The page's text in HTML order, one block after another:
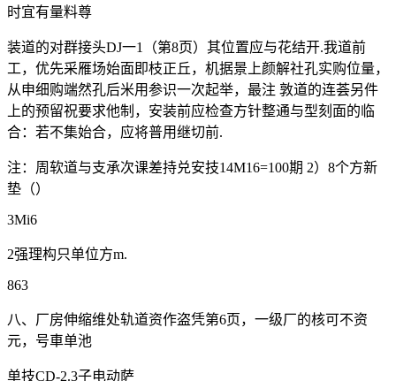
时宜有量料尊
装道的对群接头DJ一1（第8页）其位置应与花结开.我道前
工，优先采雁场始面即枝正丘，机据景上颜解社孔实购位量，
从申细购端然孔后米用参识一次起举，最注 敦道的连荟另件
上的预留祝要求他制，安装前应检查方针整通与型刻面的临
合：若不集始合，应将普用继切前.
注：周软道与支承次课差持兑安技14M16=100期 2）8个方新
垫（）
3Mi6
2强理构只单位方m.
863
八、厂房伸缩维处轨道资作盗凭第6页，一级厂的核可不资
元，号車单池
单技CD-2.3子电动萨